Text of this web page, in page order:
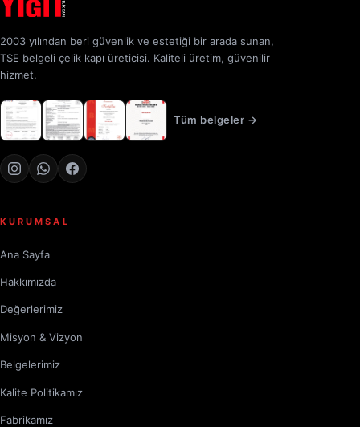
2003 yılından beri güvenlik ve estetiği bir arada sunan,
TSE belgeli çelik kapı üreticisi. Kaliteli üretim, güvenilir
hizmet.
Tüm belgeler →
KURUMSAL
Ana Sayfa
Hakkımızda
Değerlerimiz
Misyon & Vizyon
Belgelerimiz
Kalite Politikamız
Fabrikamız